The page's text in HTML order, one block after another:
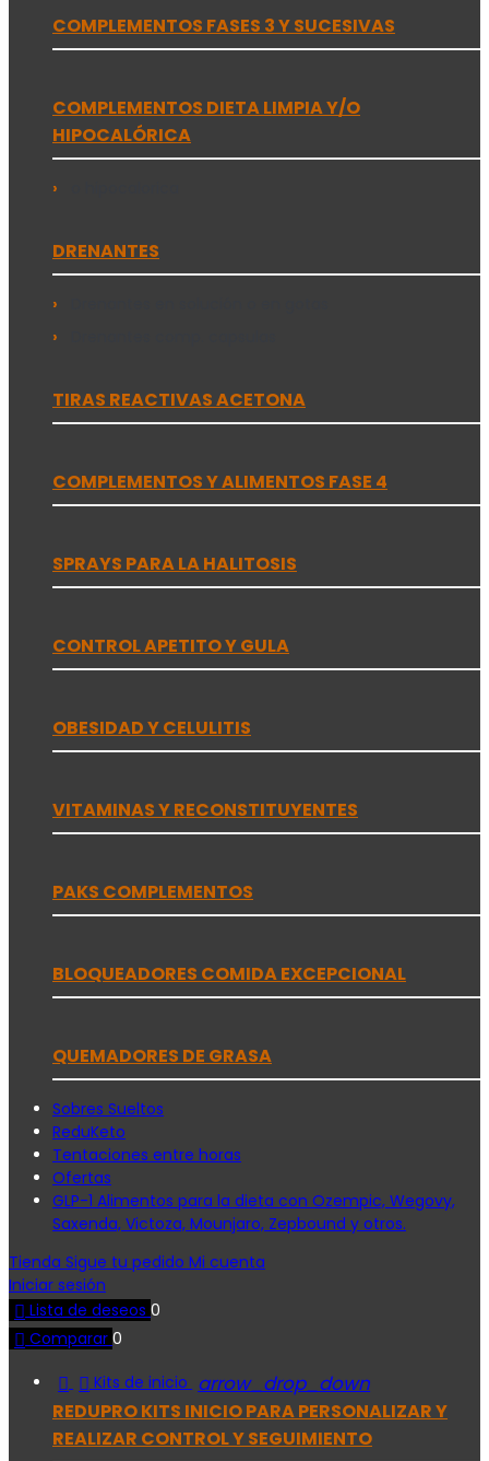
COMPLEMENTOS FASES 3 Y SUCESIVAS
COMPLEMENTOS DIETA LIMPIA Y/O
HIPOCALÓRICA
DRENANTES
TIRAS REACTIVAS ACETONA
COMPLEMENTOS Y ALIMENTOS FASE 4
SPRAYS PARA LA HALITOSIS
CONTROL APETITO Y GULA
OBESIDAD Y CELULITIS
VITAMINAS Y RECONSTITUYENTES
PAKS COMPLEMENTOS
BLOQUEADORES COMIDA EXCEPCIONAL
QUEMADORES DE GRASA
Sobres Sueltos
ReduKeto
Tentaciones entre horas
Ofertas
GLP-1 Alimentos para la dieta con Ozempic, Wegovy,
Saxenda, Victoza, Mounjaro, Zepbound y otros.
Tienda Sigue tu pedido Mi cuenta
Iniciar sesión
 Lista de deseos 0
 Comparar 0
  Kits de inicio arrow_drop_down
REDUPRO KITS INICIO PARA PERSONALIZAR Y
REALIZAR CONTROL Y SEGUIMIENTO